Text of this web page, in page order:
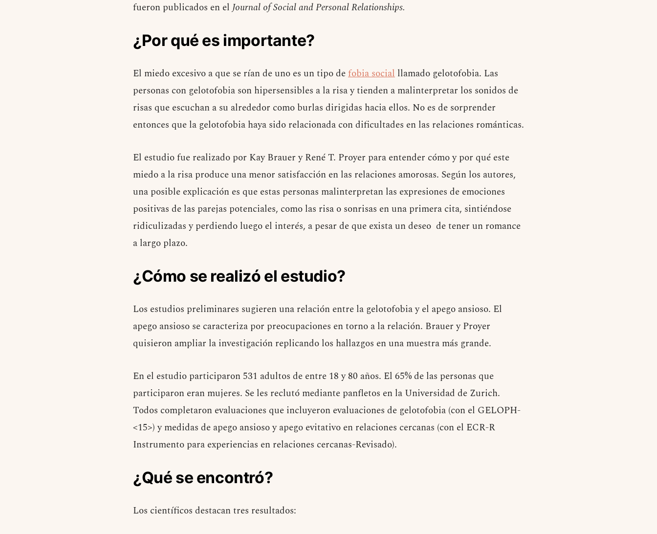
fueron publicados en elJournal of Social and Personal Relationships.
¿Por qué es importante?
El miedo excesivo a que se rían de uno es un tipo defobia social llamado gelotofobia. Las
personas con gelotofobia son hipersensibles a la risa y tienden a malinterpretar los sonidos de
risas que escuchan a su alrededor como burlas dirigidas hacia ellos. No es de sorprender
entonces que la gelotofobia haya sido relacionada con dificultades en las relaciones románticas.
El estudio fue realizado por Kay Brauer y René T. Proyer para entender cómo y por qué este
miedo a la risa produce una menor satisfacción en las relaciones amorosas. Según los autores,
una posible explicación es que estas personas malinterpretan las expresiones de emociones
positivas de las parejas potenciales, como las risa o sonrisas en una primera cita, sintiéndose
ridiculizadas y perdiendo luego el interés, a pesar de que exista un deseo de tener un romance
a largo plazo.
¿Cómo se realizó el estudio?
Los estudios preliminares sugieren una relación entre la gelotofobia y el apego ansioso. El
apego ansioso se caracteriza por preocupaciones en torno a la relación. Brauer y Proyer
quisieron ampliar la investigación replicando los hallazgos en una muestra más grande.
En el estudio participaron 531 adultos de entre 18 y 80 años. El 65% de las personas que
participaron eran mujeres. Se les reclutó mediante panfletos en la Universidad de Zurich.
Todos completaron evaluaciones que incluyeron evaluaciones de gelotofobia (con el GELOPH-
<15>) y medidas de apego ansioso y apego evitativo en relaciones cercanas (con el ECR-R
Instrumento para experiencias en relaciones cercanas-Revisado).
¿Qué se encontró?
Los científicos destacan tres resultados: